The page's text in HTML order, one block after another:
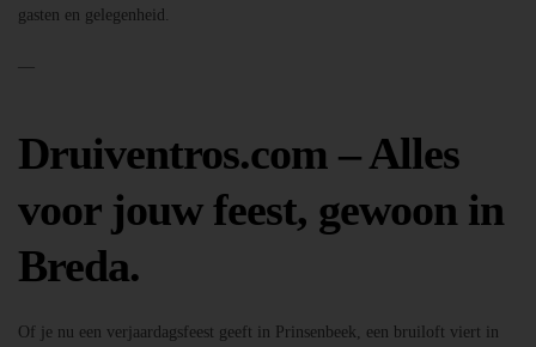
gasten en gelegenheid.
—
Druiventros.com – Alles
voor jouw feest, gewoon in
Breda.
Of je nu een verjaardagsfeest geeft in Prinsenbeek, een bruiloft viert in